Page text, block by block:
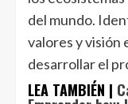
del mundo.
valores y visión
desarrollar el
LEA TAMBIÉN |